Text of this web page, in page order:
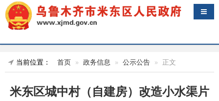
导航
当前位置： 首页 政务信息 公示公告 正文
米东区城中村（自建房）改造小水渠片